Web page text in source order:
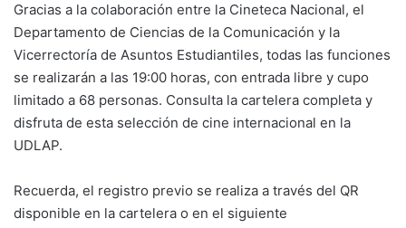
Gracias a la colaboración entre la Cineteca Nacional, el
Departamento de Ciencias de la Comunicación y la
Vicerrectoría de Asuntos Estudiantiles, todas las funciones
se realizarán a las 19:00 horas, con entrada libre y cupo
limitado a 68 personas. Consulta la cartelera completa y
disfruta de esta selección de cine internacional en la
UDLAP.
Recuerda, el registro previo se realiza a través del QR
disponible en la cartelera o en el siguiente